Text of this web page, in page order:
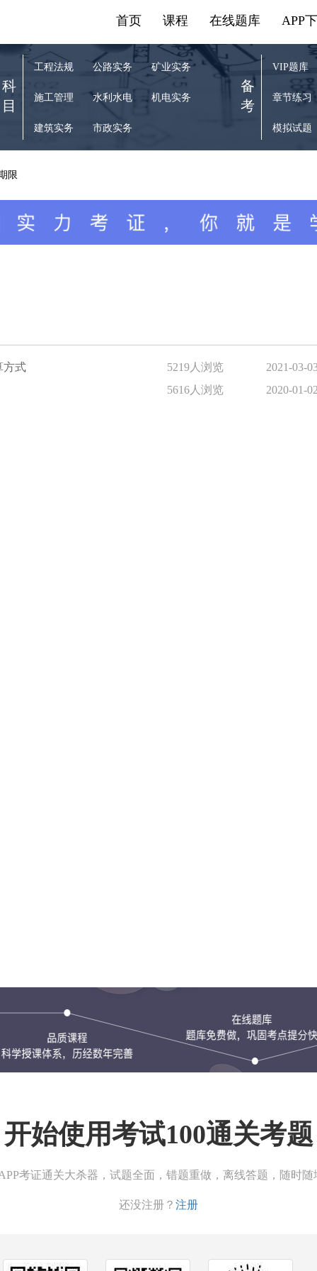
APP
在线题库
课程
首页
科
目
工程法规
施工管理
建筑实务
公路实务
水利水电
市政实务
矿业实务
机电实务
备
考
VIP题库
章节练习
模拟试题
限
方式 5219人浏览
2021-03-
5616人浏览
2020-01-
开始使用考试100通关考题
考证通关大杀器，试题全面，错题重做，离线答题，随时随
还没注册？ 注册